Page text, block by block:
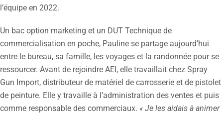
l’équipe en 2022.
Un bac option marketing et un DUT Technique de
commercialisation en poche, Pauline se partage aujourd’hui
entre le bureau, sa famille, les voyages et la randonnée pour se
ressourcer. Avant de rejoindre AEI, elle travaillait chez Spray
Gun Import, distributeur de matériel de carrosserie et de pistolet
de peinture. Elle y travaille à l’administration des ventes et puis
comme responsable des commerciaux. « Je les aidais à animer